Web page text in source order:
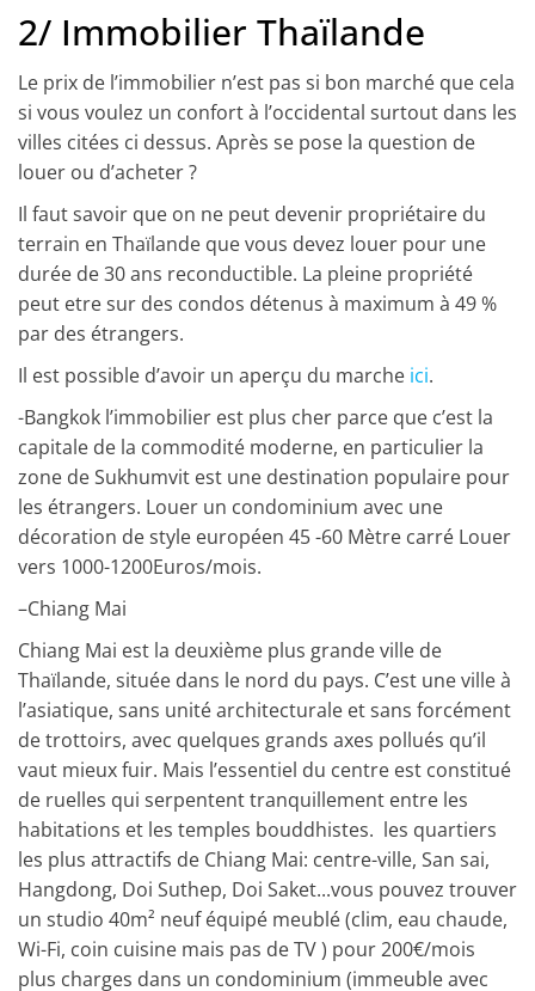
2/ Immobilier Thaïlande
Le prix de l’immobilier n’est pas si bon marché que cela
si vous voulez un confort à l’occidental surtout dans les
villes citées ci dessus. Après se pose la question de
louer ou d’acheter ?
Il faut savoir que on ne peut devenir propriétaire du
terrain en Thaïlande que vous devez louer pour une
durée de 30 ans reconductible. La pleine propriété
peut etre sur des condos détenus à maximum à 49 %
par des étrangers.
Il est possible d’avoir un aperçu du marche ici.
-Bangkok l’immobilier est plus cher parce que c’est la
capitale de la commodité moderne, en particulier la
zone de Sukhumvit est une destination populaire pour
les étrangers. Louer un condominium avec une
décoration de style européen 45 -60 Mètre carré Louer
vers 1000-1200Euros/mois.
–Chiang Mai
Chiang Mai est la deuxième plus grande ville de
Thaïlande, située dans le nord du pays. C’est une ville à
l’asiatique, sans unité architecturale et sans forcément
de trottoirs, avec quelques grands axes pollués qu’il
vaut mieux fuir. Mais l’essentiel du centre est constitué
de ruelles qui serpentent tranquillement entre les
habitations et les temples bouddhistes. les quartiers
les plus attractifs de Chiang Mai: centre-ville, San sai,
Hangdong, Doi Suthep, Doi Saket...vous pouvez trouver
un studio 40m² neuf équipé meublé (clim, eau chaude,
Wi-Fi, coin cuisine mais pas de TV ) pour 200€/mois
plus charges dans un condominium (immeuble avec